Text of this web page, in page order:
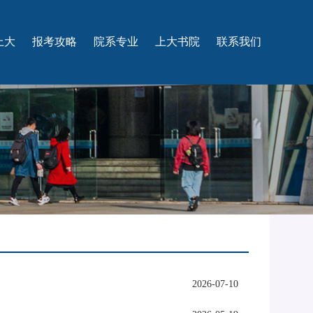
大 报考攻略 院系专业 上大书院 联系我们
2026-07-10